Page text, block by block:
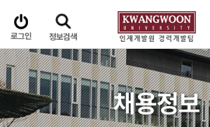
로그인 정보검색
채용정보